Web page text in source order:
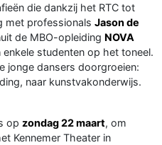
die dankzij het RTC tot
met professionals Jason de
de MBO-opleiding NOVA
enkele studenten op het toneel.
jonge dansers doorgroeien:
naar kunstvakonderwijs.
op zondag 22 maart, om
Kennemer Theater in